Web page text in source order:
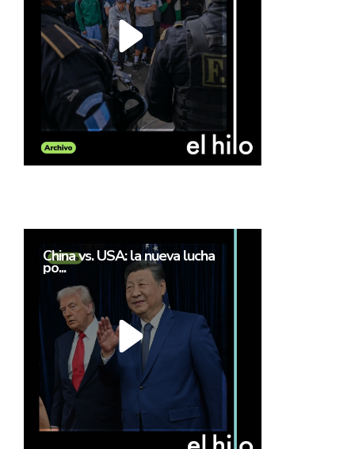
China vs. USA: la nueva lucha
po...